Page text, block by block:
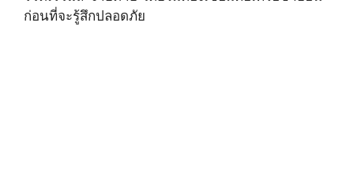
ก่อนที่จะรู้สึกปลอดภัย